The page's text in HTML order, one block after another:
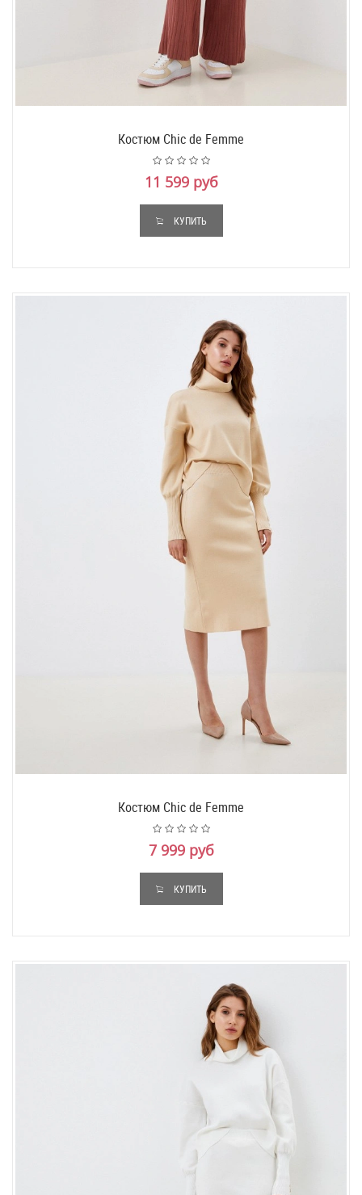
Костюм Chic de Femme
11 599 руб
КУПИТЬ
Костюм Chic de Femme
7 999 руб
КУПИТЬ